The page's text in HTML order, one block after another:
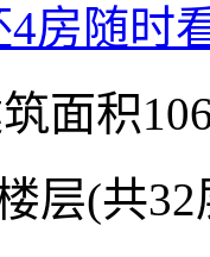
房随时
面积
层(共